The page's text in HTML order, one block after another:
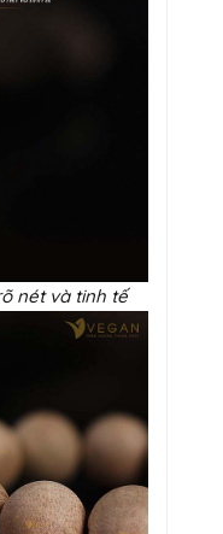
nét và tinh tế